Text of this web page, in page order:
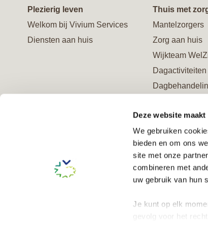
Deze website
We gebruiken
bieden en om ons
site met onze
combineren met
uw gebruik van hun
Je kunt op elk
gevolg voor het
Plezierig leven
Welkom bij Vivium Services
Diensten aan huis
Thuis met
Mantelzorgers
Zorg aan huis
Wijkteam
Dagactiviteiten
Advies en
Verzorgd
Logeeropvang
Amsterdam
Steun ons en